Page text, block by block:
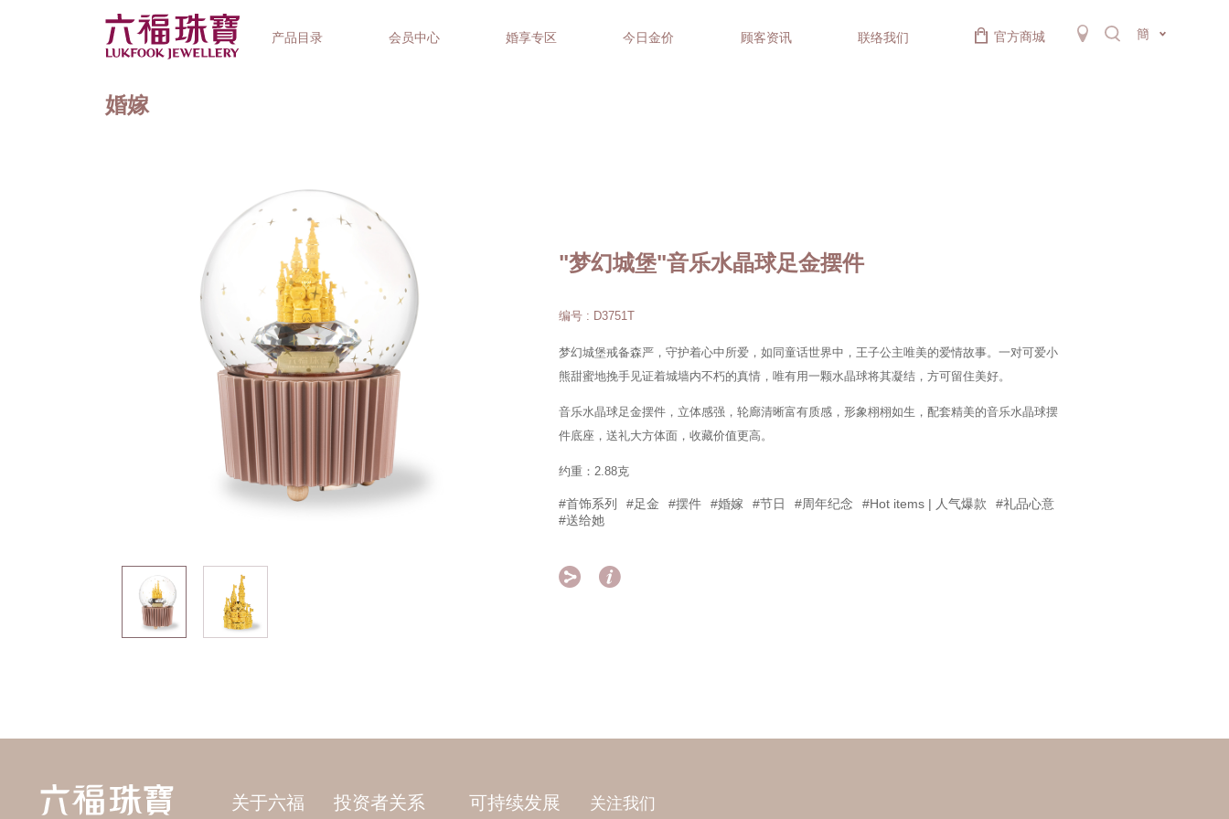
产品目录 会员中心 婚享专区 今日金价 顾客资讯 联络我们 官方商城 簡
婚嫁
"梦幻城堡"音乐水晶球足金摆件
编号 : D3751T
梦幻城堡戒备森严，守护着心中所爱，如同童话世界中，王子公主唯美的爱情故事。一对可爱小
熊甜蜜地挽手见证着城墙内不朽的真情，唯有用一颗水晶球将其凝结，方可留住美好。
音乐水晶球足金摆件，立体感强，轮廊清晰富有质感，形象栩栩如生，配套精美的音乐水晶球摆
件底座，送礼大方体面，收藏价值更高。
约重：2.88克
#首饰系列 #足金 #摆件 #婚嫁 #节日 #周年纪念 #Hot items | 人气爆款
#礼品心意
#送给她
 
关于六福 投资者关系 可持续发展 关注我们